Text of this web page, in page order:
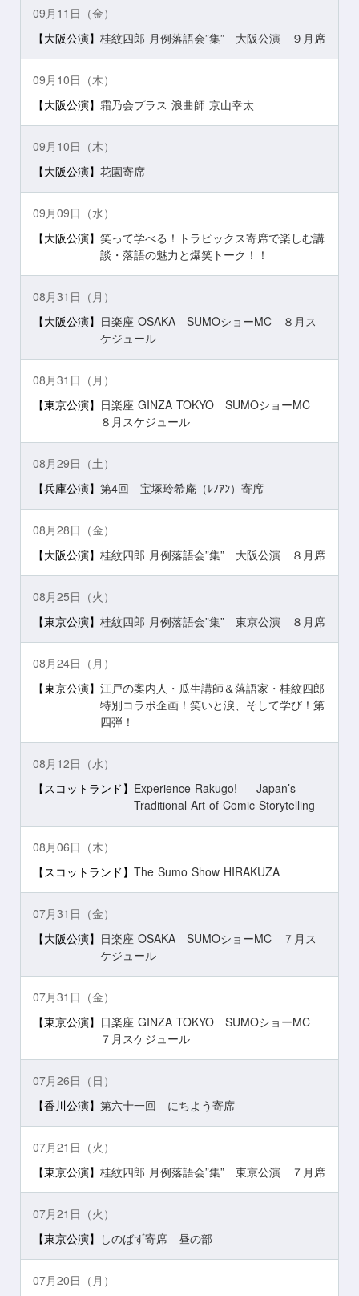
09月11日（金）
【大阪公演】 桂紋四郎 月例落語会”集” 大阪公演 ９月席
09月10日（木）
【大阪公演】 霜乃会プラス 浪曲師 京山幸太
09月10日（木）
【大阪公演】 花園寄席
09月09日（水）
【大阪公演】 笑って学べる！トラピックス寄席で楽しむ講
談・落語の魅力と爆笑トーク！！
08月31日（月）
【大阪公演】 日楽座 OSAKA SUMOショーMC ８月ス
ケジュール
08月31日（月）
【東京公演】 日楽座 GINZA TOKYO SUMOショーMC
８月スケジュール
08月29日（土）
【兵庫公演】 第4回 宝塚玲希庵（ﾚﾉｱﾝ）寄席
08月28日（金）
【大阪公演】 桂紋四郎 月例落語会”集” 大阪公演 ８月席
08月25日（火）
【東京公演】 桂紋四郎 月例落語会”集” 東京公演 ８月席
08月24日（月）
【東京公演】 江戸の案内人・瓜生講師＆落語家・桂紋四郎
特別コラボ企画！笑いと涙、そして学び！第
四弾！
08月12日（水）
【スコットランド】 Experience Rakugo! — Japan’s
Traditional Art of Comic Storytelling
08月06日（木）
【スコットランド】 The Sumo Show HIRAKUZA
07月31日（金）
【大阪公演】 日楽座 OSAKA SUMOショーMC ７月ス
ケジュール
07月31日（金）
【東京公演】 日楽座 GINZA TOKYO SUMOショーMC
７月スケジュール
07月26日（日）
【香川公演】 第六十一回 にちよう寄席
07月21日（火）
【東京公演】 桂紋四郎 月例落語会”集” 東京公演 ７月席
07月21日（火）
【東京公演】 しのばず寄席 昼の部
07月20日（月）